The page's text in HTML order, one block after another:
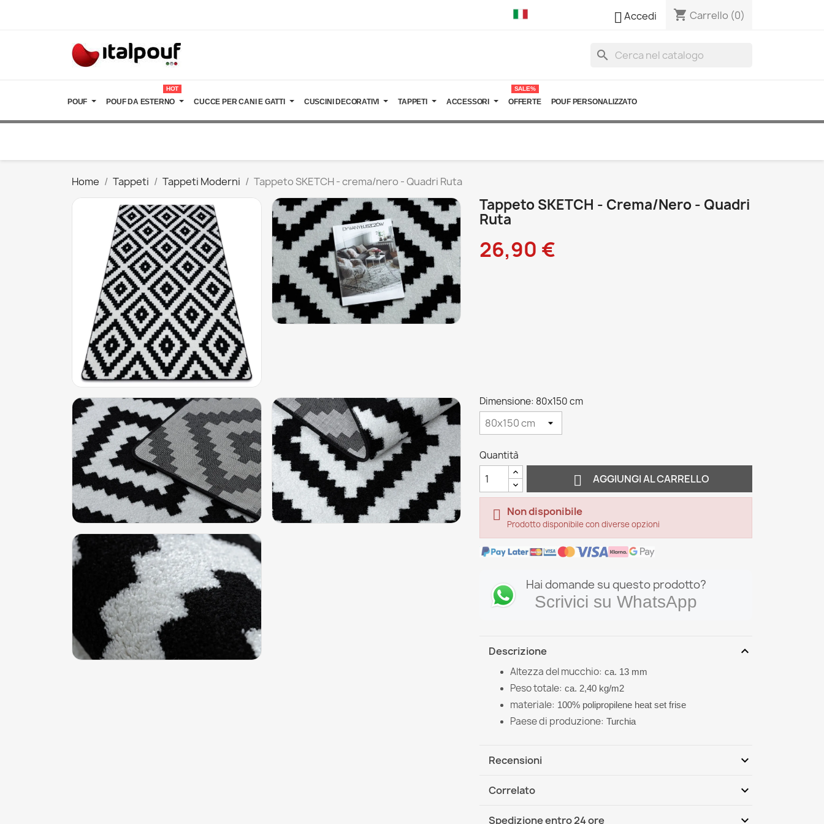
Accedi shopping_cart Carrello (0)
search
POUF POUF DA ESTERNO
HOT
CUCCE PER CANI E GATTI CUSCINI DECORATIVI TAPPETI ACCESSORI OFFERTE
SALE%
POUF PERSONALIZZATO
Home Tappeti Tappeti Moderni Tappeto SKETCH - crema/nero - Quadri Ruta
Tappeto SKETCH - Crema/nero - Quadri
Ruta
26,90 €
Dimensione: 80x150 cm
Quantità
 AGGIUNGI AL CARRELLO
 Non disponibile
Prodotto disponibile con diverse opzioni
Hai domande su questo prodotto?
Scrivici su WhatsApp
Descrizione expand_more
Altezza del mucchio: ca. 13 mm
Peso totale: ca. 2,40 kg/m2
materiale: 100% polipropilene heat set frise
Paese di produzione: Turchia
Recensioni expand_more
Correlato expand_more
Spedizione entro 24 ore expand_more